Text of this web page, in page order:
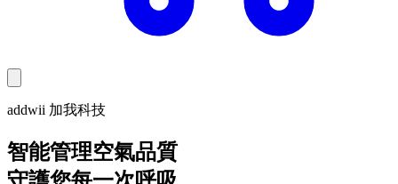
addwii 加我科技
智能管理空氣品質